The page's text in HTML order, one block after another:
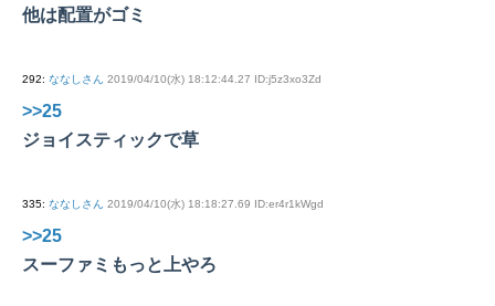
他は配置がゴミ
292: ななしさん 2019/04/10(水) 18:12:44.27 ID:j5z3xo3Zd
>>25
ジョイスティックで草
335: ななしさん 2019/04/10(水) 18:18:27.69 ID:er4r1kWgd
>>25
スーファミもっと上やろ